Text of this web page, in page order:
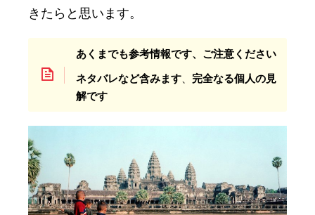
きたらと思います。
あくまでも参考情報です、ご注意ください
ネタバレなど含みます、 完全なる個人の見
解です